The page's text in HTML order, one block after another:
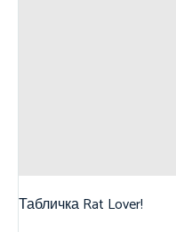
Табличка Rat Lover!